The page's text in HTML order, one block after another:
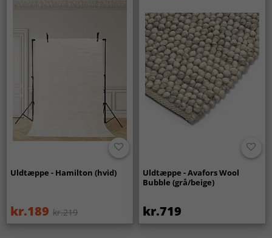
Uldtæppe - Hamilton (hvid)
kr.189 kr.219
Uldtæppe - Avafors Wool
Bubble (grå/beige)
kr.719